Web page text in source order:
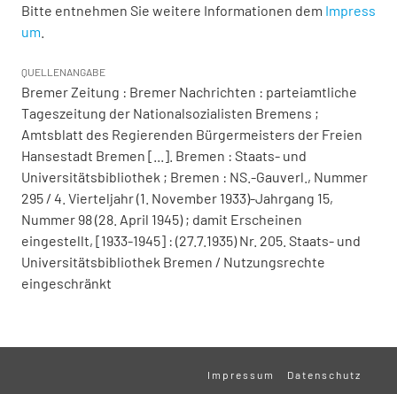
Bitte entnehmen Sie weitere Informationen dem Impress
um
QUELLENANGABE
Bremer Zeitung : Bremer Nachrichten : parteiamtliche
Tageszeitung der Nationalsozialisten Bremens ;
Amtsblatt des Regierenden Bürgermeisters der Freien
Hansestadt Bremen [...]. Bremen : Staats- und
Universitätsbibliothek ; Bremen : NS.-Gauverl., Nummer
295 / 4. Vierteljahr (1. November 1933)-Jahrgang 15,
Nummer 98 (28. April 1945) ; damit Erscheinen
eingestellt, [1933-1945] : (27.7.1935) Nr. 205. Staats- und
Universitätsbibliothek Bremen / Nutzungsrechte
eingeschränkt
Impressum Datenschutz